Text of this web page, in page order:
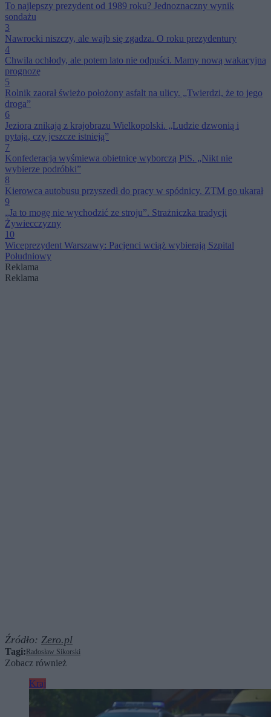
To najlepszy prezydent od 1989 roku? Jednoznaczny wynik
sondażu
3
Nawrocki niszczy, ale wajb się zgadza. O roku prezydentury
4
Chwila ochłody, ale potem lato nie odpuści. Mamy nową wakacyjną
prognozę
5
Rolnik zaorał świeżo położony asfalt na ulicy. „Twierdzi, że to jego
droga”
6
Jeziora znikają z krajobrazu Wielkopolski. „Ludzie dzwonią i
pytają, czy jeszcze istnieją”
7
Konfederacja wyśmiewa obietnicę wyborczą PiS. „Nikt nie
wybierze podróbki”
8
Kierowca autobusu przyszedł do pracy w spódnicy. ZTM go ukarał
9
„Ja to mogę nie wychodzić ze stroju”. Strażniczka tradycji
Żywiecczyzny
10
Wiceprezydent Warszawy: Pacjenci wciąż wybierają Szpital
Południowy
Reklama
Reklama
Źródło: Zero.pl
Tagi:Radosław Sikorski
Zobacz również
Kraj